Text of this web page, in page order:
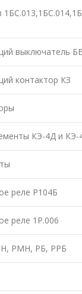
выключатель
контактор КЗ
КЭ-4Д и КЭ-
реле Р104Б
реле 1Р.006
РМН, РБ, РРБ